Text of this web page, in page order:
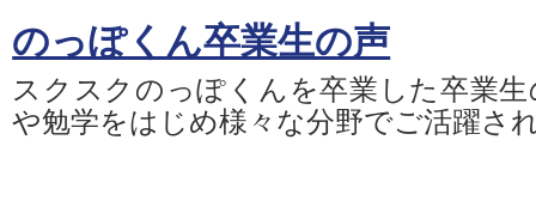
のっぽくん卒業生の声
スクスクのっぽくんを卒業した卒業
や勉学をはじめ様々な分野でご活躍さ